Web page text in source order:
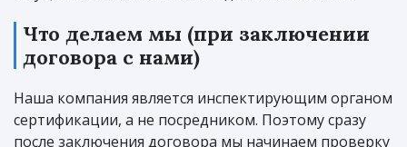
Что делаем мы (при заключении
договора с нами)
Наша компания является инспектирующим органом
сертификации, а не посредником. Поэтому сразу
после заключения договора мы начинаем проверку